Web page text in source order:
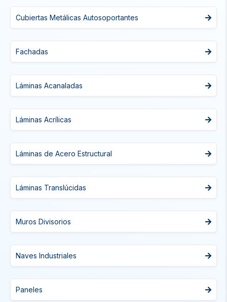
Cubiertas Metálicas Autosoportantes
Fachadas
Láminas Acanaladas
Láminas Acrílicas
Láminas de Acero Estructural
Láminas Translúcidas
Muros Divisorios
Naves Industriales
Paneles